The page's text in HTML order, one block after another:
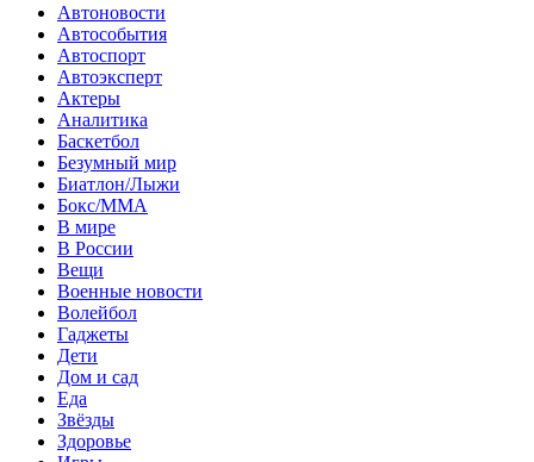
Автоновости
Автособытия
Автоспорт
Автоэксперт
Актеры
Аналитика
Баскетбол
Безумный мир
Биатлон/Лыжи
Бокс/MMA
В мире
В России
Вещи
Военные новости
Волейбол
Гаджеты
Дети
Дом и сад
Еда
Звёзды
Здоровье